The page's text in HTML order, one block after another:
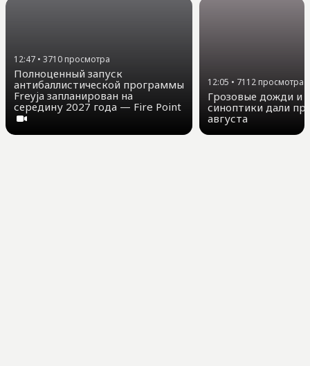
12:47 • 3710 просмотра
Полноценный запуск
антибаллистической программы
Freyja запланирован на
середину 2027 года — Fire Point
12:05 • 7112просмотра
Грозовые дожди и
синоптики дали
августа